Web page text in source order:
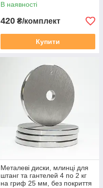
В наявності
420 ₴/комплект
Купити
Металеві диски, млинці для
штанг та гантелей 4 по 2 кг
на гриф 25 мм, без покриття